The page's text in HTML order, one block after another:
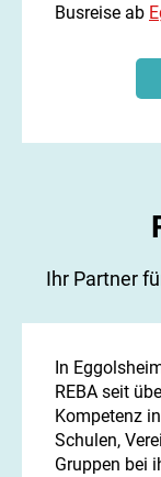
Busreise ab
Ihr Partner
In
REBA seit
Kompetenz
Schulen,
Gruppen bei